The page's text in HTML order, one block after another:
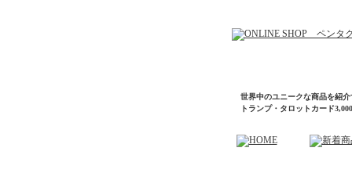
世界中のユニークな商品を紹
トランプ・タロットカード